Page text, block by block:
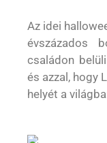
Az idei
évszázados
családon
és azzal, hogy
helyét a